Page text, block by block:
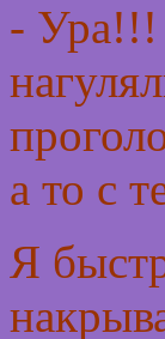
- Ура!!!
а то с
Я